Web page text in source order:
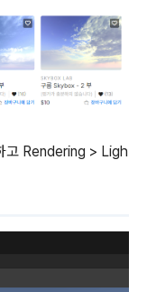
고 Rendering > Ligh